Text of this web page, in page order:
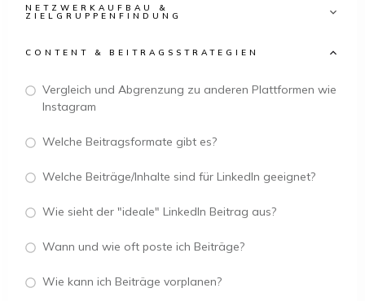
NETZWERKAUFBAU &
ZIELGRUPPENFINDUNG
CONTENT & BEITRAGSSTRATEGIEN
Vergleich und Abgrenzung zu anderen Plattformen wie
Instagram
Welche Beitragsformate gibt es?
Welche Beiträge/Inhalte sind für LinkedIn geeignet?
Wie sieht der "ideale" LinkedIn Beitrag aus?
Wann und wie oft poste ich Beiträge?
Wie kann ich Beiträge vorplanen?